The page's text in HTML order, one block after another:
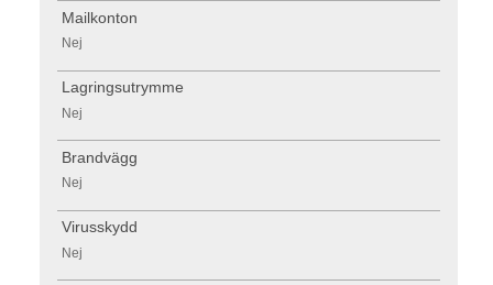
Mailkonton
Nej
Lagringsutrymme
Nej
Brandvägg
Nej
Virusskydd
Nej